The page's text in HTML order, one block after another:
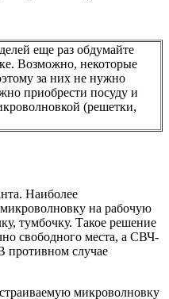
еще раз обдумайте
Возможно, некоторые
за них не нужно
приобрести посуду и
(решетки,
Наиболее
на рабочую
тумбочку. Такое решение
свободного места, а СВЧ-
противном случае
микроволновку